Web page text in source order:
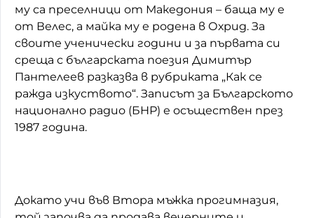
му са преселници от Македония – баща му е
от Велес, а майка му е родена в Охрид. За
своите ученически години и за първата си
среща с българската поезия Димитър
Пантелеев разказва в рубриката „Как се
ражда изкуството“. Записът за Българското
национално радио (БНР) е осъществен през
1987 година.
Докато учи във Втора мъжка прогимназия,